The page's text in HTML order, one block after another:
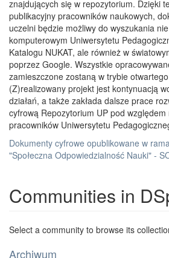
znajdujących się w repozytorium. Dzięki
publikacyjny pracowników naukowych,
uczelni będzie możliwy do wyszukania
komputerowym Uniwersytetu
Katalogu NUKAT, ale również w
poprzez Google. Wszystkie
zamieszczone zostaną w trybie
(Z)realizowany projekt jest kontynuacją
działań, a także zakłada dalsze prace
cyfrową Repozytorium UP pod
pracowników Uniwersytetu
Dokumenty cyfrowe opublikowane w
"Społeczna Odpowiedzialność Nauki" -
Communities in
Select a community to browse its
Archiwum